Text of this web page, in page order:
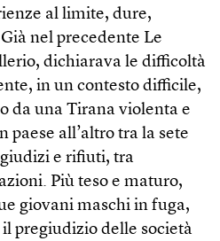
al limite, dure,
nel precedente Le
dichiarava le difficoltà
in un contesto difficile,
da una Tirana violenta e
paese all’altro tra la sete
e rifiuti, tra
Più teso e maturo,
giovani maschi in fuga,
pregiudizio delle società